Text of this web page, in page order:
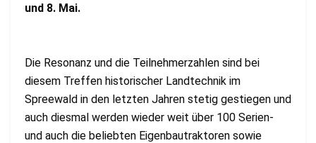
und 8. Mai.
Die Resonanz und die Teilnehmerzahlen sind bei
diesem Treffen historischer Landtechnik im
Spreewald in den letzten Jahren stetig gestiegen und
auch diesmal werden wieder weit über 100 Serien-
und auch die beliebten Eigenbautraktoren sowie